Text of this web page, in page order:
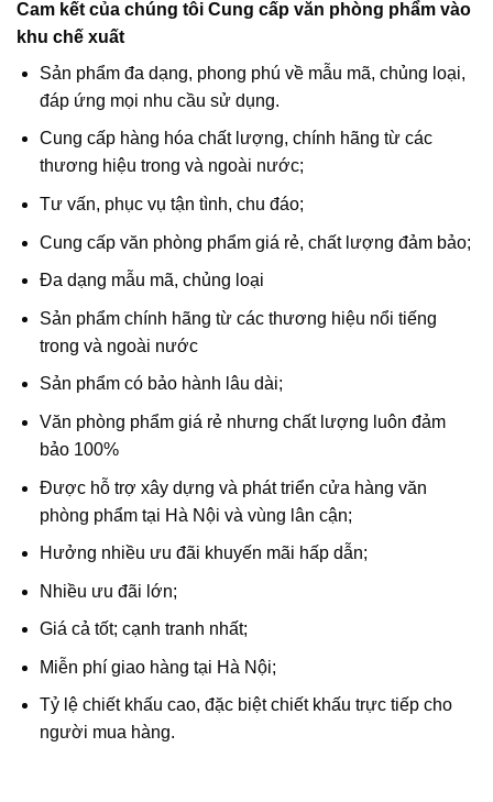
Cam kết của chúng tôi Cung cấp văn phòng phẩm vào
khu chế xuất
Sản phẩm đa dạng, phong phú về mẫu mã, chủng loại,
đáp ứng mọi nhu cầu sử dụng.
Cung cấp hàng hóa chất lượng, chính hãng từ các
thương hiệu trong và ngoài nước;
Tư vấn, phục vụ tận tình, chu đáo;
Cung cấp văn phòng phẩm giá rẻ, chất lượng đảm bảo;
Đa dạng mẫu mã, chủng loại
Sản phẩm chính hãng từ các thương hiệu nổi tiếng
trong và ngoài nước
Sản phẩm có bảo hành lâu dài;
Văn phòng phẩm giá rẻ nhưng chất lượng luôn đảm
bảo 100%
Được hỗ trợ xây dựng và phát triển cửa hàng văn
phòng phẩm tại Hà Nội và vùng lân cận;
Hưởng nhiều ưu đãi khuyến mãi hấp dẫn;
Nhiều ưu đãi lớn;
Giá cả tốt; cạnh tranh nhất;
Miễn phí giao hàng tại Hà Nội;
Tỷ lệ chiết khấu cao, đặc biệt chiết khấu trực tiếp cho
người mua hàng.